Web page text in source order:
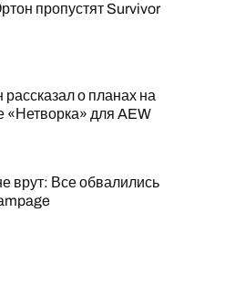
пропустят Survivor
о планах на
«Нетворка» для AEW
врут: Все обвалились